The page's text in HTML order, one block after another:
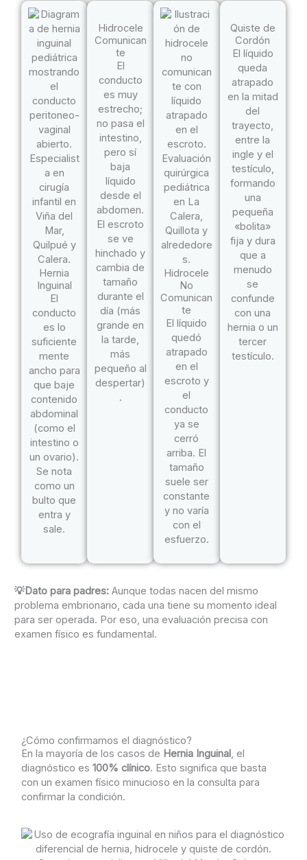
Hernia
Inguinal
El
conducto
es lo
suficiente
mente
ancho para
que baje
contenido
abdominal
(como el
intestino o
un ovario).
Se nota
como un
bulto que
entra y
sale.
Hidrocele
Comunican
te
El
conducto
es muy
estrecho;
no pasa el
intestino,
pero sí
baja
líquido
desde el
abdomen.
El escroto
se ve
hinchado y
cambia de
tamaño
durante el
día (más
grande en
la tarde,
más
pequeño al
despertar)
.
Hidrocele
No
Comunican
te
El líquido
quedó
atrapado
en el
escroto y
el
conducto
ya se
cerró
arriba. El
tamaño
suele ser
constante
y no varía
con el
esfuerzo.
Quiste de
Cordón
El líquido
queda
atrapado
en la mitad
del
trayecto,
entre la
ingle y el
testículo,
formando
una
pequeña
«bolita»
fija y dura
que a
menudo
se
confunde
con una
hernia o un
tercer
testículo.
💡Dato para padres:Aunque todas nacen del mismo
problema embrionario, cada una tiene su momento ideal
para ser operada. Por eso, una evaluación precisa con
examen físico es fundamental.
¿Cómo confirmamos el diagnóstico?
En la mayoría de los casos de Hernia Inguinal, el
diagnóstico es 100% clínico. Esto significa que basta
con un examen físico minucioso en la consulta para
confirmar la condición.